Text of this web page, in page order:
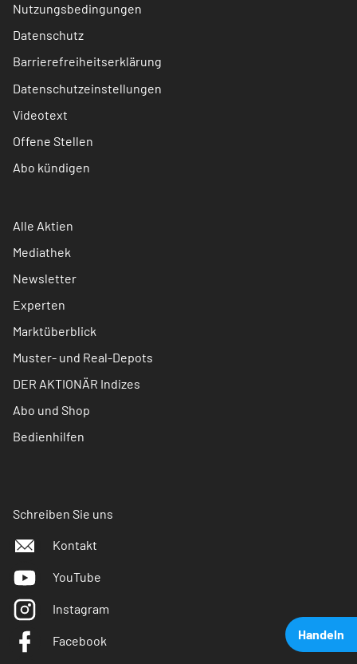
Handeln
Nutzungsbedingungen
Datenschutz
Barrierefreiheitserklärung
Datenschutzeinstellungen
Videotext
Offene Stellen
Abo kündigen
Alle Aktien
Mediathek
Newsletter
Experten
Marktüberblick
Muster- und Real-Depots
DER AKTIONÄR Indizes
Abo und Shop
Bedienhilfen
Schreiben Sie uns
Kontakt
YouTube
Instagram
Facebook